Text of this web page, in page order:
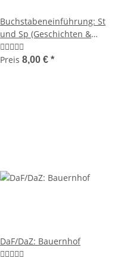
Buchstabeneinführung: St
und Sp (Geschichten &
Stationen)
Preis 8,00 € *
DaF/DaZ: Bauernhof